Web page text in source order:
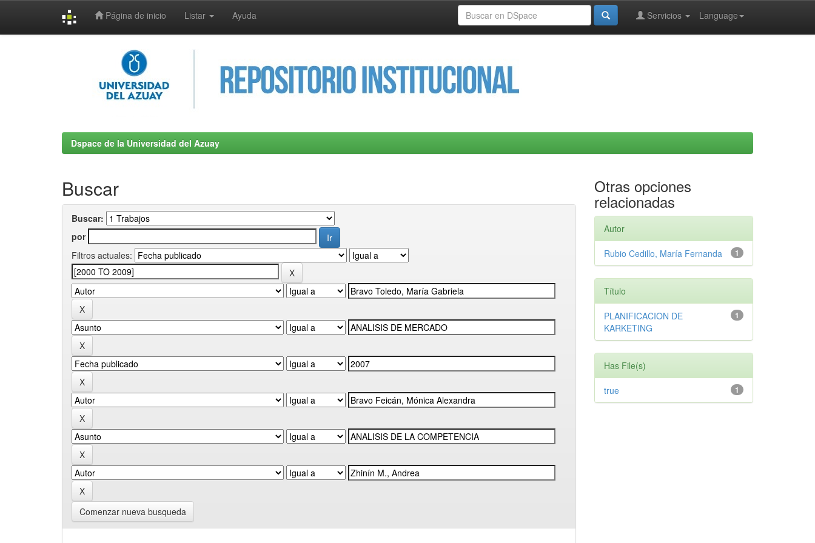
Página de inicio Listar Ayuda Language
Servicios
Dspace de la Universidad del Azuay
Buscar
Buscar:
por
Filtros actuales:
Comenzar nueva busqueda
Otras opciones
relacionadas
Autor
1
Rubio Cedillo, María Fernanda
Título
1
PLANIFICACION DE
KARKETING
Has File(s)
1
true